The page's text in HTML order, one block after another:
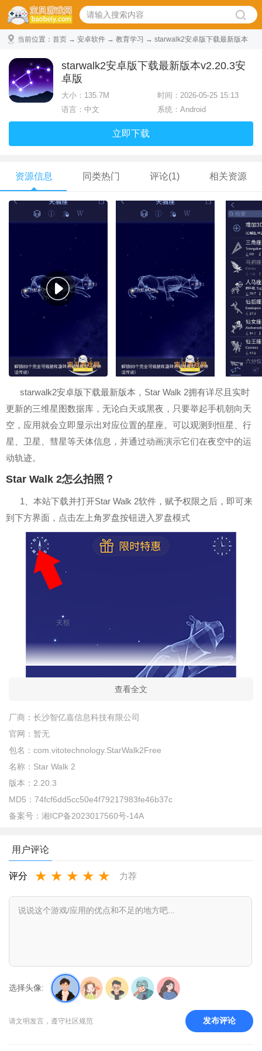
当前位置： 首页 → 安卓软件 → 教育学习 → starwalk2安卓版下载最新版本
starwalk2安卓版下载最新版本v2.20.3安
卓版
大小： 135.7M
时间：2026-05-25 15:13
语言：中文
系统：Android
立即下载
资源信息 同类热门 评论(1) 相关资源
starwalk2安卓版下载最新版本，Star Walk 2拥有详尽且实时
更新的三维星图数据库，无论白天或黑夜，只要举起手机朝向天
空，应用就会立即显示出对应位置的星座。可以观测到恒星、行
星、卫星、彗星等天体信息，并通过动画演示它们在夜空中的运
动轨迹。
Star Walk 2怎么拍照？
1、本站下载并打开Star Walk 2软件，赋予权限之后，即可来
到下方界面，点击左上角罗盘按钮进入罗盘模式
2、接着再次点击左上角的分享按钮，即可调出拍照按钮
查看全文
厂商： 长沙智亿嘉信息科技有限公司
官网： 暂无
包名： com.vitotechnology.StarWalk2Free
名称： Star Walk 2
版本： 2.20.3
MD5： 74fcf6dd5cc50e4f79217983fe46b37c
备案号： 湘ICP备2023017560号-14A
用户评论
评分 ★ ★ ★ ★ ★ 力荐
选择头像:
请文明发言，遵守社区规范 发布评论